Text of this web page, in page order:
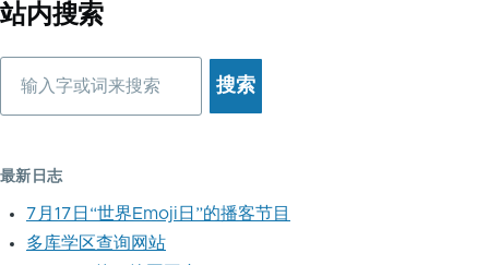
站内搜索
最新日志
7月17日“世界Emoji日”的播客节目
多库学区查询网站